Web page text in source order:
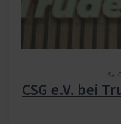
Sa,
CSG e.V. bei